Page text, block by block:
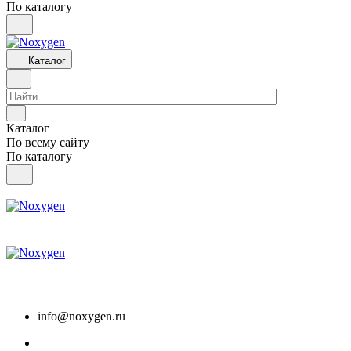
По каталогу
Каталог
Каталог
По всему сайту
По каталогу
info@noxygen.ru